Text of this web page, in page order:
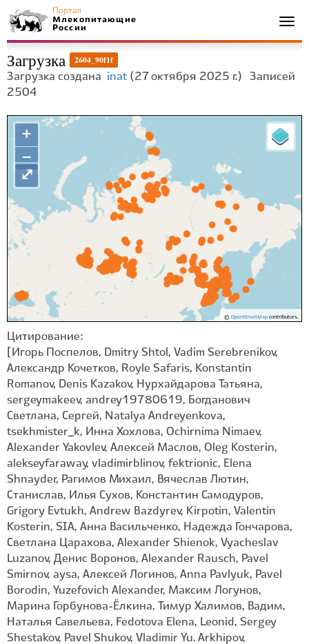
Портал
Млекопитающие
России
Загрузка 2604_90f1f
Загрузка создана inat (27 октября 2025 г.) Записей
2504
+
−
© OpenStreetMapcontributors.
⤢
Цитирование:
[Игорь Поспелов, Dmitry Shtol, Vadim Serebrenikov,
Александр Кочетков, Royle Safaris, Konstantin
Romanov, Denis Kazakov, Нурхайдарова Татьяна,
sergeymakeev, andrey19780619, Богданович
Светлана, Сергей, Natalya Andreyenkova,
tsekhmister_k, Инна Хохлова, Ochirnima Nimaev,
Alexander Yakovlev, Алексей Маслов, Oleg Kosterin,
alekseyfaraway, vladimirblinov, fektrionic, Elena
Shnayder, Рагимов Михаил, Вячеслав Лютин,
Станислав, Илья Сухов, Константин Самодуров,
Grigory Evtukh, Andrew Bazdyrev, Kirpotin, Valentin
Kosterin, SIA, Анна Васильченко, Надежда Гончарова,
Светлана Царахова, Alexander Shienok, Vyacheslav
Luzanov, Денис Воронов, Alexander Rausch, Pavel
Smirnov, aysa, Алексей Логинов, Anna Pavlyuk, Pavel
Borodin, Yuzefovich Alexander, Максим Логунов,
Марина Горбунова-Ëлкина, Тимур Халимов, Вадим,
Наталья Савельева, Fedotova Elena, Leonid, Sergey
Shestakov, Pavel Shukov, Vladimir Yu. Arkhipov,